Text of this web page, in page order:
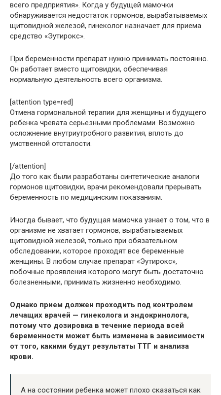
всего предприятия». Когда у будущей мамочки
обнаруживается недостаток гормонов, вырабатываемых
щитовидной железой, гинеколог назначает для приема
средство «Эутирокс».
При беременности препарат нужно принимать постоянно.
Он работает вместо щитовидки, обеспечивая
нормальную деятельность всего организма.
[attention type=red]
Отмена гормональной терапии для женщины и будущего
ребенка чревата серьезными проблемами. Возможно
осложнение внутриутробного развития, вплоть до
умственной отсталости.
[/attention]
До того как были разработаны синтетические аналоги
гормонов щитовидки, врачи рекомендовали прерывать
беременность по медицинским показаниям.
Иногда бывает, что будущая мамочка узнает о том, что в
организме не хватает гормонов, вырабатываемых
щитовидной железой, только при обязательном
обследовании, которое проходят все беременные
женщины. В любом случае препарат «Эутирокс»,
побочные проявления которого могут быть достаточно
болезненными, принимать жизненно необходимо.
Однако прием должен проходить под контролем
лечащих врачей — гинеколога и эндокринолога,
потому что дозировка в течение периода всей
беременности может быть изменена в зависимости
от того, какими будут результаты ТТГ и анализа
крови.
А на состоянии ребенка может плохо сказаться как